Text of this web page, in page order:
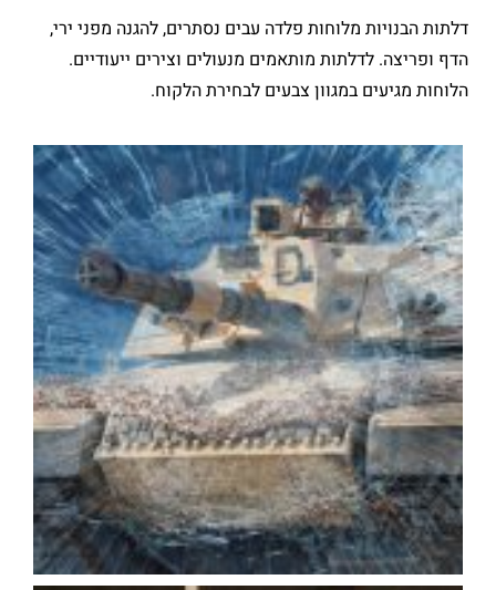
דלתות הבנויות מלוחות פלדה עבים נסתרים, להגנה מפני ירי,
הדף ופריצה. לדלתות מותאמים מנעולים וצירים ייעודיים.
הלוחות מגיעים במגוון צבעים לבחירת הלקוח.